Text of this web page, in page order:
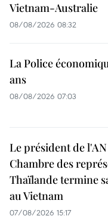
Vietnam-Australie
08/08/2026 08:32
La Police
ans
08/08/2026 07:03
Le président de
Chambre des
Thaïlande termine
au Vietnam
07/08/2026 15:17